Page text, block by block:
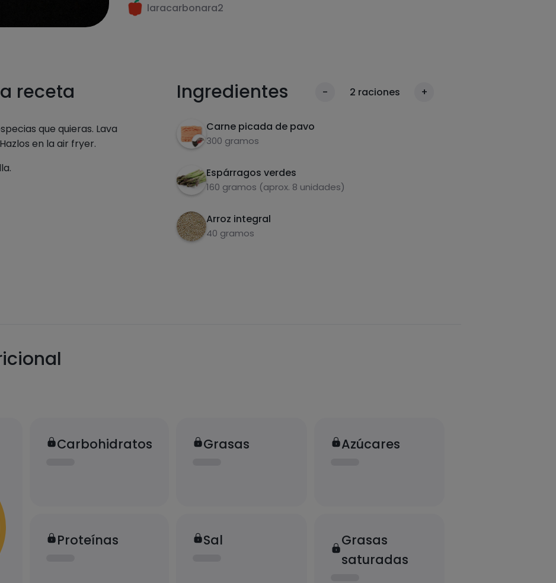
laracarbonara2
receta
que quieras. Lava
en la air fryer.
Ingredientes - 2 raciones +
Carne picada de pavo
300 gramos
Espárragos verdes
160 gramos (aprox. 8 unidades)
Arroz integral
40 gramos
Carbohidratos
Proteínas
Grasas
Sal
Azúcares
Grasas
saturadas